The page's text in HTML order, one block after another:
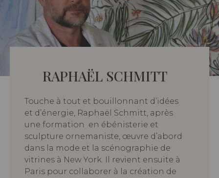
RAPHAËL SCHMITT
Touche à tout et bouillonnant d’idées
et d’énergie, Raphaël Schmitt, après
une formation en ébénisterie et
sculpture ornemaniste, œuvre d’abord
dans la mode et la scénographie de
vitrines à New York. Il revient ensuite à
Paris pour collaborer à la création de